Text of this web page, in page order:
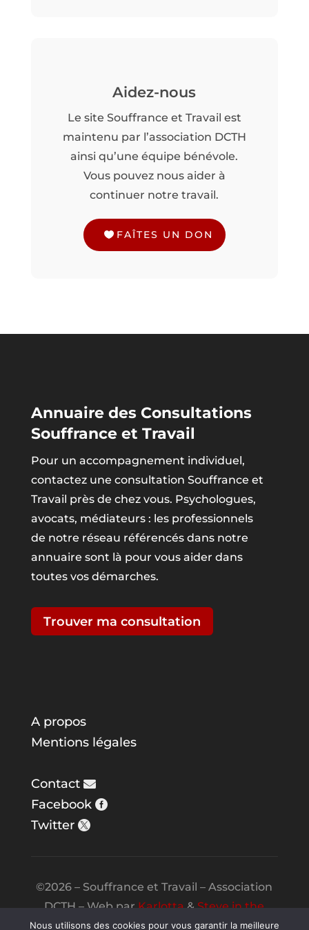
Aidez-nous
Le site Souffrance et Travail est
maintenu par l’association DCTH
ainsi qu’une équipe bénévole.
Vous pouvez nous aider à
continuer notre travail.
FAÎTES UN DON
Annuaire des Consultations
Souffrance et Travail
Pour un accompagnement individuel,
contactez une consultation Souffrance et
Travail près de chez vous. Psychologues,
avocats, médiateurs : les professionnels
de notre réseau référencés dans notre
annuaire sont là pour vous aider dans
toutes vos démarches.
Trouver ma consultation
A propos
Mentions légales
Contact
Facebook
Twitter
©2026 – Souffrance et Travail – Association
DCTH – Web parKarlotta&Steve in the
Night
Nous utilisons des cookies pour vous garantir la meilleure